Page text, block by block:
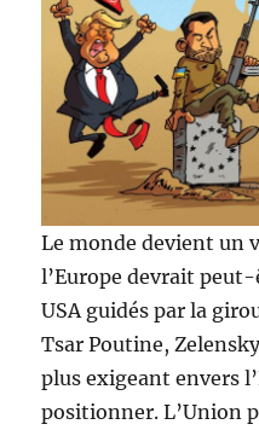
Le monde devient un
l’Europe devrait
USA guidés par la
Tsar Poutine,
plus exigeant envers
positionner. L’Union